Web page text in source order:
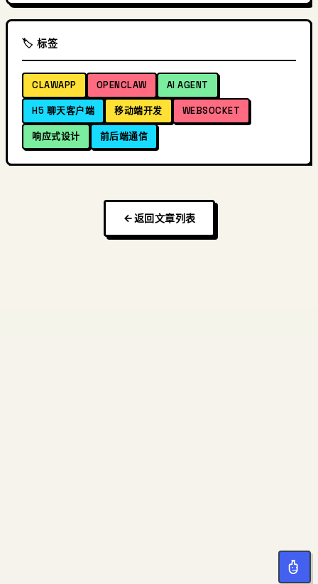
🏷️ 标签
CLAWAPP OPENCLAW AI AGENT
H5 聊天客户端 移动端开发 WEBSOCKET
响应式设计 前后端通信
返回文章列表